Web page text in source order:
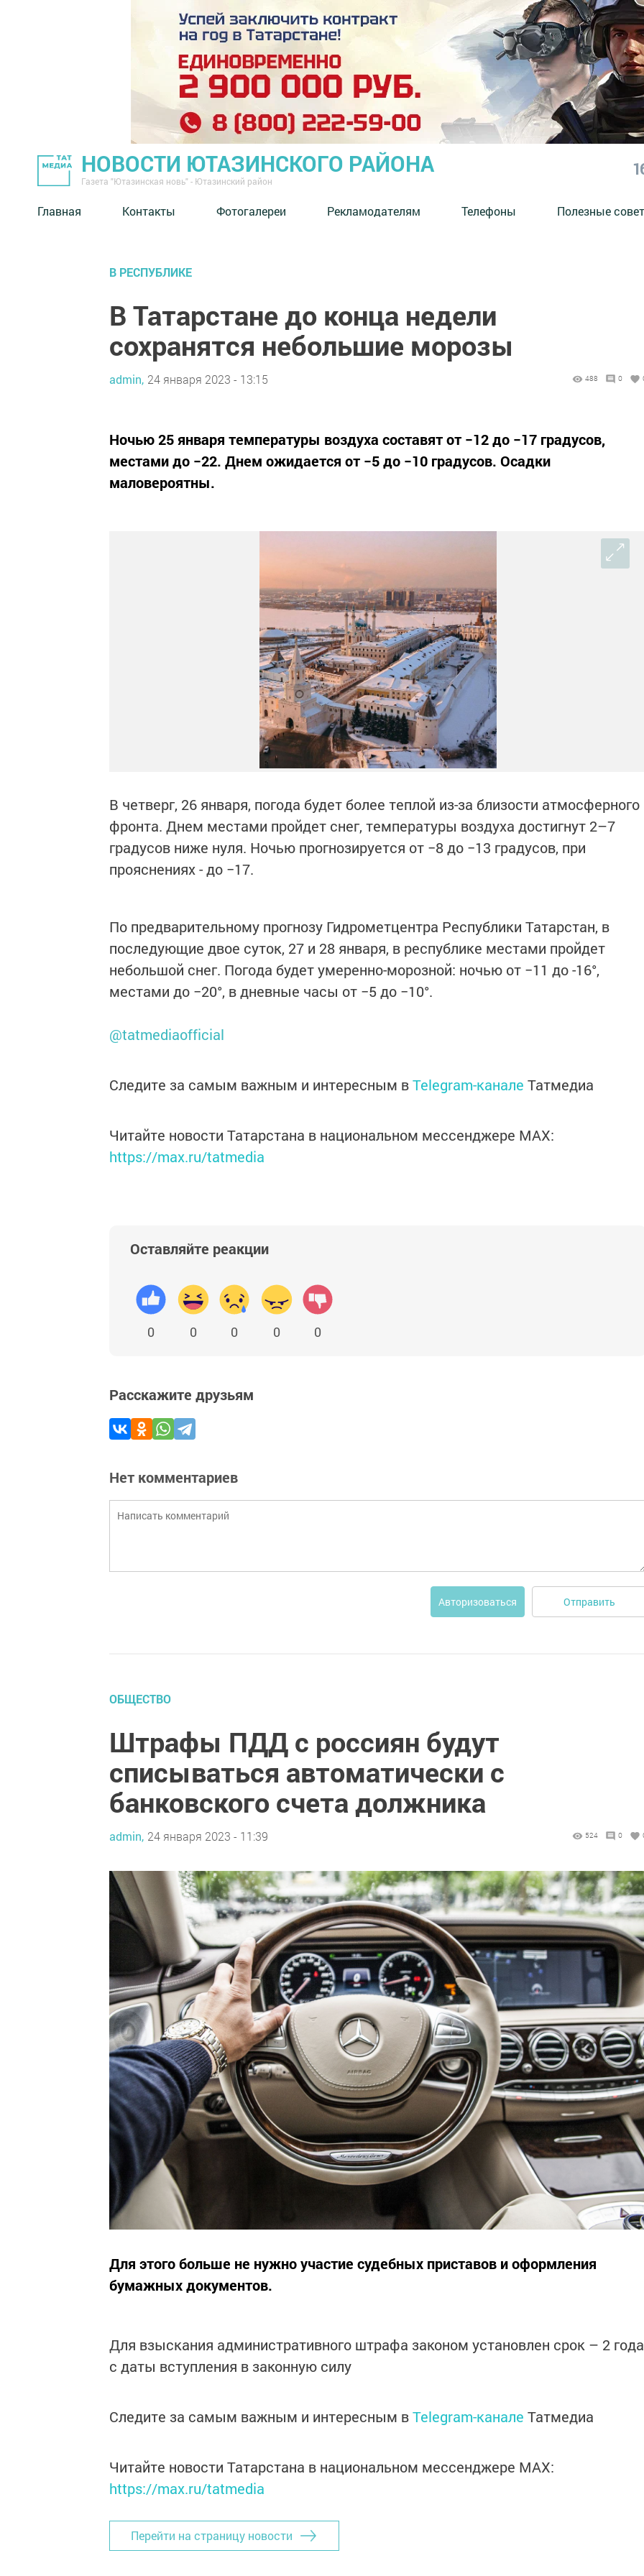
НОВОСТИ ЮТАЗИНСКОГО РАЙОНА
Газета "Ютазинская новь" - Ютазинский район
Главная Контакты Фотогалереи Рекламодателям Телефоны Полезные
В РЕСПУБЛИКЕ
В Татарстане до конца недели
сохранятся небольшие морозы
admin, 24 января 2023 - 13:15 488 0
Ночью 25 января температуры воздуха составят от −12 до −17 градусов,
местами до −22. Днем ожидается от −5 до −10 градусов. Осадки
маловероятны.
В четверг, 26 января, погода будет более теплой из-за близости атмосферного
фронта. Днем местами пройдет снег, температуры воздуха достигнут 2–7
градусов ниже нуля. Ночью прогнозируется от −8 до −13 градусов, при
прояснениях - до −17.
По предварительному прогнозу Гидрометцентра Республики Татарстан, в
последующие двое суток, 27 и 28 января, в республике местами пройдет
небольшой снег. Погода будет умеренно-морозной: ночью от −11 до -16°,
местами до −20°, в дневные часы от −5 до −10°.
@tatmediaofficial
Следите за самым важным и интересным вTelegram-канале Татмедиа
Читайте новости Татарстана в национальном мессенджере MАХ:
https://max.ru/tatmedia
Оставляйте реакции
0 0 0 0 0
Расскажите друзьям
Нет комментариев
Авторизоваться Отправить
ОБЩЕСТВО
Штрафы ПДД с россиян будут
списываться автоматически с
банковского счета должника
admin, 24 января 2023 - 11:39 524 0
Для этого больше не нужно участие судебных приставов и оформления
бумажных документов.
Для взыскания административного штрафа законом установлен срок – 2 года
с даты вступления в законную силу
Следите за самым важным и интересным вTelegram-канале Татмедиа
Читайте новости Татарстана в национальном мессенджере MАХ:
https://max.ru/tatmedia
Перейти на страницу новости